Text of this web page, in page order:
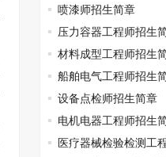
喷漆师招生简章
压力容器工程师招生
材料成型工程师招生
船舶电气工程师招生
设备点检师招生简章
电机电器工程师招生
医疗器械检验检测工